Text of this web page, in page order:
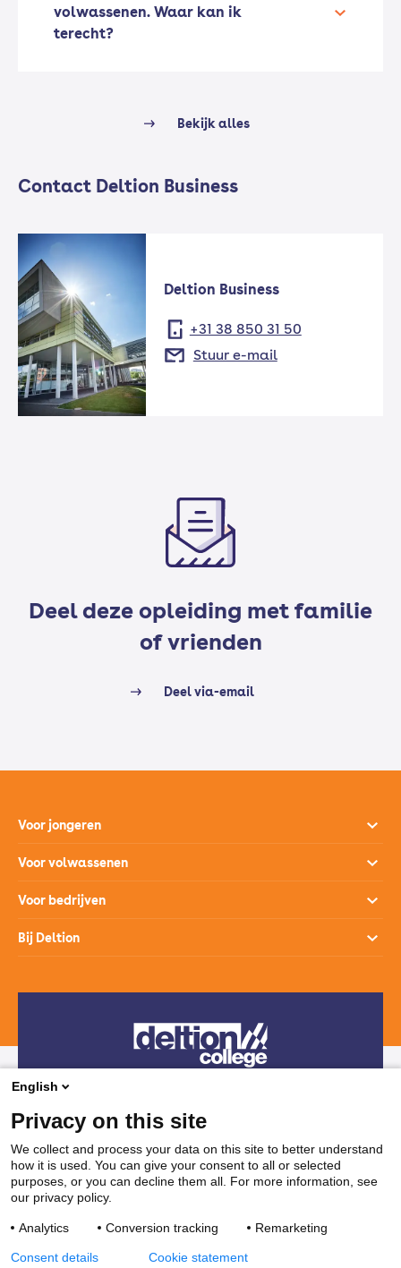
volwassenen. Waar kan ik
terecht?
Bekijk alles
Contact Deltion Business
Deltion Business
+31 38 850 31 50
Stuur e-mail
Deel deze opleiding met familie
of vrienden
Deel via-email
Voor jongeren
Opleidingen
Open dagen
Studiekeuzehulp
Hoe werkt het mbo
Voor decanen
Voor volwassenen
Opleidingen
Loopbaanontwikkeling
SprintLyceum
Voor bedrijven
Opleidingen
Branches
Subsidies voor bedrijven
Bedrijvenloket en accountmanagers
Bij Deltion
Route
038 850 30 00
Mail contact
English
Privacy on this site
We collect and process your data on this site to better understand
how it is used. You can give your consent to all or selected
purposes, or you can decline them all. For more information, see
our privacy policy.
Analytics Conversion tracking Remarketing
Consent details Cookie statement